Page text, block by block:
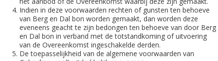
Indien in deze voorwaarden rechten of gunsten ten behoeve
van Berg en Dal bon worden gemaakt, dan worden deze
eveneens geacht te zijn bedongen ten behoeve van door Berg
en Dal bon in verband met de totstandkoming of uitvoering
van de Overeenkomst ingeschakelde derden.
De toepasselijkheid van de algemene voorwaarden van